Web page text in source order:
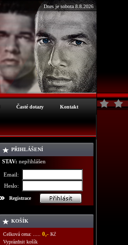
Dnes je sobota 8.8.2026
Časté dotazy Kontakt
PŘIHLÁŠENÍ
STAV: nepřihlášen
Email:
Heslo:
Registrace
KOŠÍK
Celková cena: ..... 0,- Kč
Vyprázdnit košík